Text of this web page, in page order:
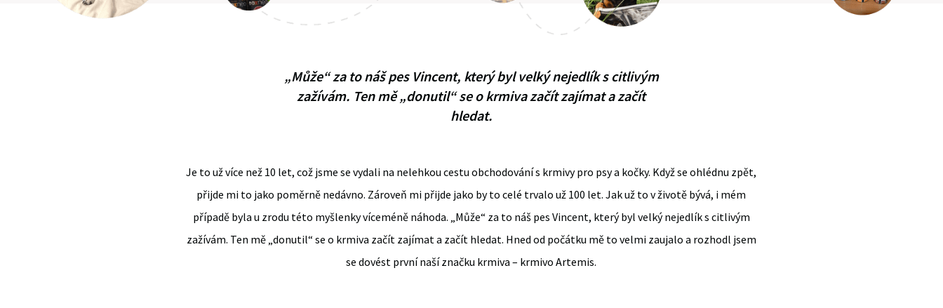
„Může“ za to náš pes Vincent, který byl velký nejedlík s citlivým
zažívám. Ten mě „donutil“ se o krmiva začít zajímat a začít
hledat.
Je to už více než 10 let, což jsme se vydali na nelehkou cestu obchodování s krmivy pro psy a kočky. Když se ohlédnu zpět,
přijde mi to jako poměrně nedávno. Zároveň mi přijde jako by to celé trvalo už 100 let. Jak už to v životě bývá, i mém
případě byla u zrodu této myšlenky víceméně náhoda. „Může“ za to náš pes Vincent, který byl velký nejedlík s citlivým
zažívám. Ten mě „donutil“ se o krmiva začít zajímat a začít hledat. Hned od počátku mě to velmi zaujalo a rozhodl jsem
se dovést první naší značku krmiva – krmivo Artemis.